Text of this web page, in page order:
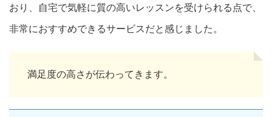
おり、自宅で気軽に質の高いレッスンを受けられる点で、
非常におすすめできるサービスだと感じました。
満足度の高さが伝わってきます。